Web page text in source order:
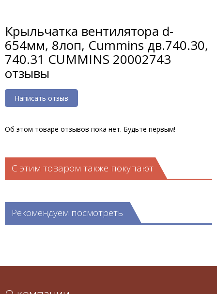
Крыльчатка вентилятора d-
654мм, 8лоп, Cummins дв.740.30,
740.31 CUMMINS 20002743
отзывы
Написать отзыв
Об этом товаре отзывов пока нет. Будьте первым!
С этим товаром также покупают
Рекомендуем посмотреть